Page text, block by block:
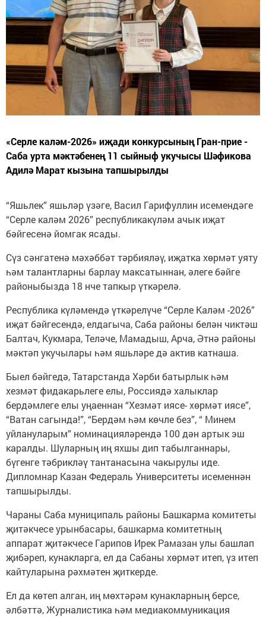
«Серле каләм-2026» иҗади конкурсының Гран-прие -
Саба урта мәктәбенең 11 сыйныф укучысы Шәфикова
Адилә Марат кызына тапшырылды
“Яшьлек” яшьләр үзәге, Васил Гарифуллин исемендәге
“Серле каләм 2026” республикакүләм ачык иҗат
бәйгесенә йомгак ясады.
Сүз сәнгатенә мәхәббәт тәрбияләү, иҗатка хөрмәт уяту
һәм талантларны барлау максатыннан, әлеге бәйге
районыбызда 18 нче тапкыр үткәрелә.
Республика күләмендә үткәрелүче “Серле Каләм -2026”
иҗат бәйгесендә, елдагыча, Саба районы белән чиктәш
Балтач, Кукмара, Теләче, Мамадыш, Арча, Әтнә районы
мәктәп укучылары һәм яшьләре дә актив катнаша.
Быел бәйгедә, Татарстанда Хәрби батырлык һәм
хезмәт фидакарьлеге елы, Россиядә халыклар
бердәмлеге елы уңаеннан “Хезмәт иясе- хөрмәт иясе”,
“Ватан сагында!”, “Бердәм һәм көчле без”, “ Минем
уйлануларым” номинацияләрендә 100 дән артык эш
каралды. Шуларның иң яхшы дип табылганнары,
бүгенге тәбрикләү тантанасына чакырулы иде.
Дипломнар Казан Федераль Университеты исеменнән
тапшырылды.
Чараны Саба муниципаль районы Башкарма комитеты
җитәкчесе урынбасары, башкарма комитетның
аппарат җитәкчесе Гарипов Ирек Рамазан улы башлап
җибәреп, кунакларга, ел да Сабаны хөрмәт итеп, үз итеп
кайтуларына рәхмәтен җиткерде.
Ел да көтеп алган, иң мөхтәрәм кунакларның берсе,
әлбәттә, Журналистика һәм медиакоммуникация